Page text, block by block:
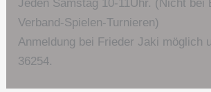
Jeden Samstag 10-11Uhr. (Nicht bei
Verband-Spielen-Turnieren)
Anmeldung bei Frieder Jaki möglich
36254.